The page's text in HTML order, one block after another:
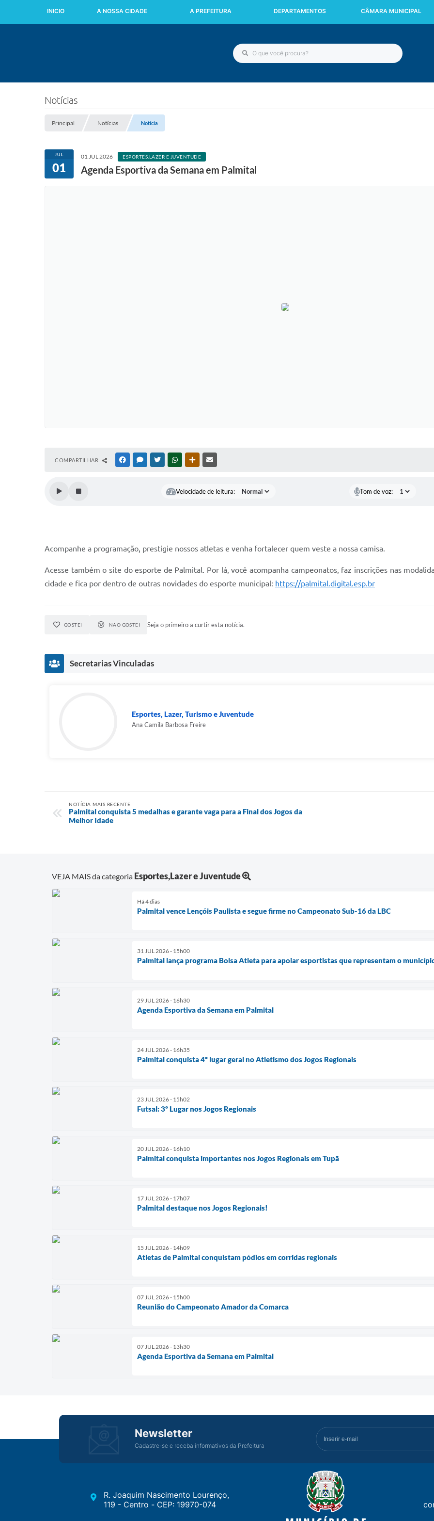
INICIO A NOSSA CIDADE A PREFEITURA DEPARTAMENTOS CÂMARA MUNICIPAL
Notícias
Principal Notícias Notícia
JUL
01
01 JUL 2026 ESPORTES,LAZER E JUVENTUDE
Agenda Esportiva da Semana em Palmital
COMPARTILHAR FACEBOOKMESSENGER
TWITTERWHATSAPPOUTRAS MÍDIAS
Velocidade de leitura: Tom de voz:
Acompanhe a programação, prestigie nossos atletas e venha fortalecer quem veste a nossa camisa.
Acesse também o site do esporte de Palmital. Por lá, você acompanha campeonatos, faz inscrições nas
cidade e fica por dentro de outras novidades do esporte municipal: https://palmital.digital.esp.br
GOSTEI NÃO GOSTEI Seja o primeiro a curtir esta notícia.
Secretarias Vinculadas
Esportes, Lazer, Turismo e Juventude
Ana Camila Barbosa Freire
NOTÍCIA MAIS RECENTE
Palmital conquista 5 medalhas e garante vaga para a Final dos Jogos da
Melhor Idade
VEJA MAIS da categoria Esportes,Lazer e Juventude
Há 4 dias
Palmital vence Lençóis Paulista e segue firme no Campeonato Sub-16 da LBC
31 JUL 2026 - 15h00
Palmital lança programa Bolsa Atleta para apoiar esportistas que representam o
29 JUL 2026 - 16h30
Agenda Esportiva da Semana em Palmital
24 JUL 2026 - 16h35
Palmital conquista 4º lugar geral no Atletismo dos Jogos Regionais
23 JUL 2026 - 15h02
Futsal: 3º Lugar nos Jogos Regionais
20 JUL 2026 - 16h10
Palmital conquista importantes nos Jogos Regionais em Tupã
17 JUL 2026 - 17h07
Palmital destaque nos Jogos Regionais!
15 JUL 2026 - 14h09
Atletas de Palmital conquistam pódios em corridas regionais
07 JUL 2026 - 15h00
Reunião do Campeonato Amador da Comarca
07 JUL 2026 - 13h30
Agenda Esportiva da Semana em Palmital
Newsletter
Cadastre-se e receba informativos da Prefeitura
R. Joaquim Nascimento Lourenço,
119 - Centro - CEP: 19970-074